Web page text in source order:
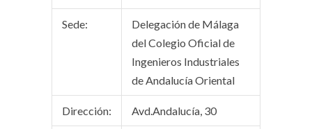
Sede:
Delegación de Málaga
del Colegio Oficial de
Ingenieros Industriales
de Andalucía Oriental
Dirección: Avd.Andalucía, 30